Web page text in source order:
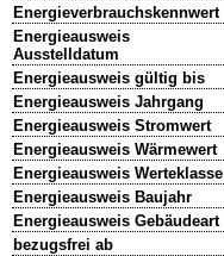
Energieverbrauchskennwert
Energieausweis
Ausstelldatum
Energieausweis gültig bis
Energieausweis Jahrgang
Energieausweis Stromwert
Energieausweis Wärmewert
Energieausweis Werteklasse
Energieausweis Baujahr
Energieausweis Gebäudeart
bezugsfrei ab